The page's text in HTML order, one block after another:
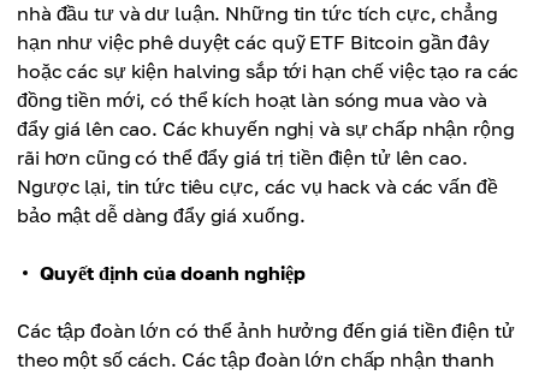
nhà đầu tư và dư luận. Những tin tức tích cực, chẳng
hạn như việc phê duyệt các quỹ ETF Bitcoin gần đây
hoặc các sự kiện halving sắp tới hạn chế việc tạo ra các
đồng tiền mới, có thể kích hoạt làn sóng mua vào và
đẩy giá lên cao. Các khuyến nghị và sự chấp nhận rộng
rãi hơn cũng có thể đẩy giá trị tiền điện tử lên cao.
Ngược lại, tin tức tiêu cực, các vụ hack và các vấn đề
bảo mật dễ dàng đẩy giá xuống.
Quyết định của doanh nghiệp
Các tập đoàn lớn có thể ảnh hưởng đến giá tiền điện tử
theo một số cách. Các tập đoàn lớn chấp nhận thanh